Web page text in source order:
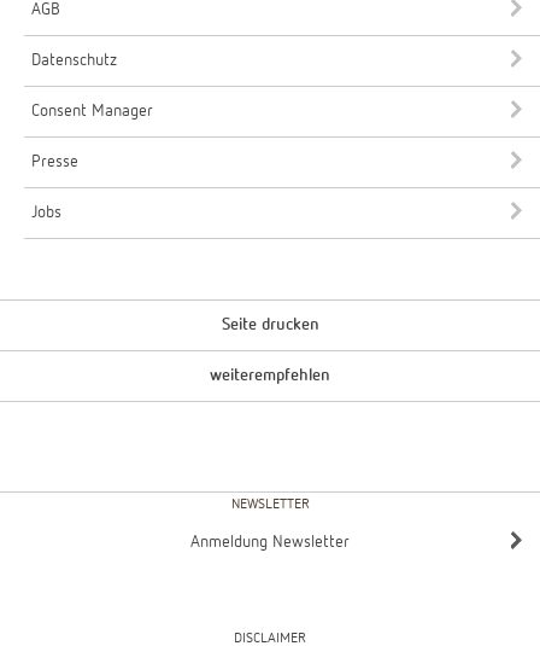
AGB
Datenschutz
Consent Manager
Presse
Jobs
Seite drucken
weiterempfehlen
NEWSLETTER
Anmeldung Newsletter
DISCLAIMER